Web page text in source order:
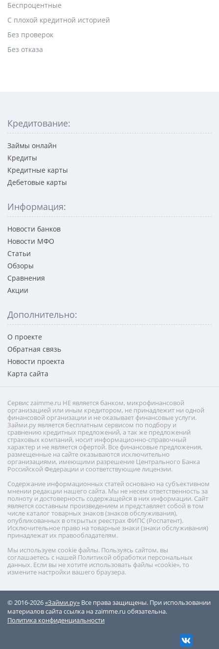
Беспроцентные
С плохой кредитной историей
Без проверок
Без отказа
Кредитование:
Займы онлайн
Кредиты
Кредитные карты
Дебетовые карты
Информация:
Новости банков
Новости МФО
Статьи
Обзоры
Сравнения
Акции
Дополнительно:
О проекте
Обратная связь
Новости проекта
Карта сайта
Сервис zaimme.ru НЕ является банком, микрофинансовой
организацией или иным кредитором, не принадлежит ни одной
финансовой организации и не оказывает финансовые услуги.
Займи.ру является бесплатным сервисом по подбору и
сравнению кредитных предложений, а так же предложений
страховых компаний, носит информационно-справочный
характер и не является офертой. Все финансовые предложения,
размещенные на сайте оказываются исключительно
организациями, имеющими разрешение Центрального Банка
Российской Федерации и соответствующие лицензии.
Содержание информационных статей основано на субъективном
мнении редакции нашего сайта. Мы не несем ответственность за
полноту и достоверность содержащейся в них информации. Сайт
является составным произведением и представляет собой в том
числе каталог товарных знаков (знаков обслуживания),
опубликованных в открытых реестрах ФИПС (Роспатент).
Исключительное право на товарные знаки (знаки обслуживания)
принадлежат их правообладателям.
Мы используем cookie файлы. Пользуясь сайтом, вы
соглашаетесь с нашей Политикой обработки персональных
данных. Если вы не хотите использовать файлы «cookie», то
измените настройки вашего браузера.
© 2016-2026«Займи.ру» Все права защищены. При использовании
материалов сайта ссылка на zaimme.ru обязательна.
Политика конфиденциальности